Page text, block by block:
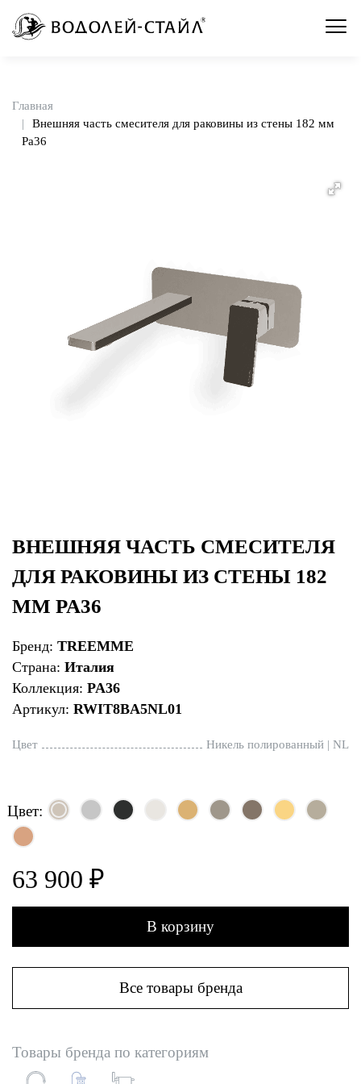
Главная
Внешняя часть смесителя для раковины из стены 182 мм
Pa36
ВНЕШНЯЯ ЧАСТЬ СМЕСИТЕЛЯ
ДЛЯ РАКОВИНЫ ИЗ СТЕНЫ 182
ММ PA36
Бренд: TREEMME
Страна: Италия
Коллекция: PA36
Артикул: RWIT8BA5NL01
Цвет Никель полированный | NL
Цвет:
63 900 ₽
В корзину
Все товары бренда
Товары бренда по категориям